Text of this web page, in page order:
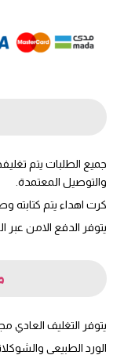
جميع الطلبات يتم
والتوصيل المعتمدة.
كرت اهداء يتم كتابته
يتوفر الدفع الامن عبر
يتوفر التغليف العادي
الورد الطبيعي